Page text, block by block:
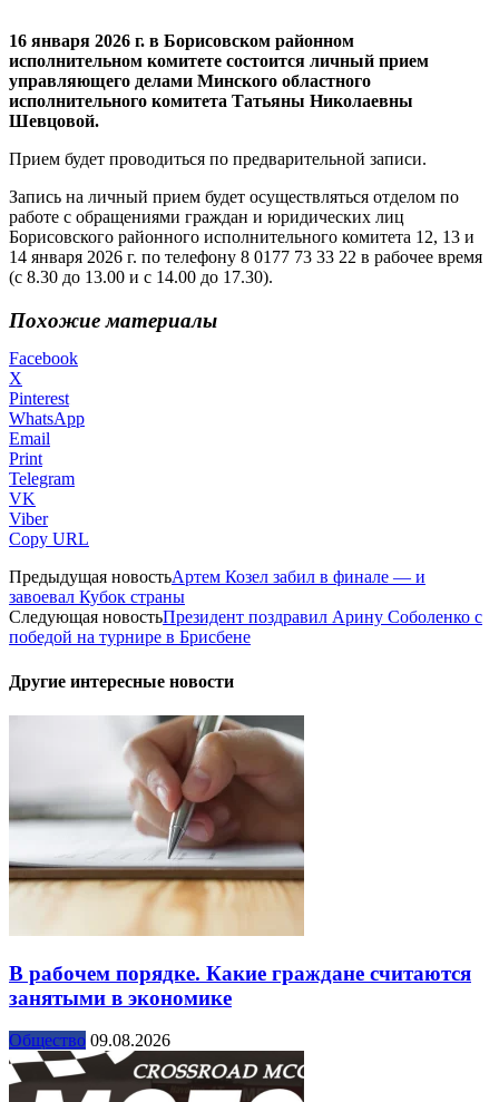
16 января 2026 г. в Борисовском районном
исполнительном комитете состоится личный прием
управляющего делами Минского областного
исполнительного комитета Татьяны Николаевны
Шевцовой.
Прием будет проводиться по предварительной записи.
Запись на личный прием будет осуществляться отделом по
работе с обращениями граждан и юридических лиц
Борисовского районного исполнительного комитета 12, 13 и
14 января 2026 г. по телефону 8 0177 73 33 22 в рабочее время
(с 8.30 до 13.00 и с 14.00 до 17.30).
Похожие материалы
Facebook
X
Pinterest
WhatsApp
Email
Print
Telegram
VK
Viber
Copy URL
Предыдущая новостьАртем Козел забил в финале — и
завоевал Кубок страны
Следующая новостьПрезидент поздравил Арину Соболенко с
победой на турнире в Брисбене
Другие интересные новости
В рабочем порядке. Какие граждане считаются
занятыми в экономике
Общество 09.08.2026